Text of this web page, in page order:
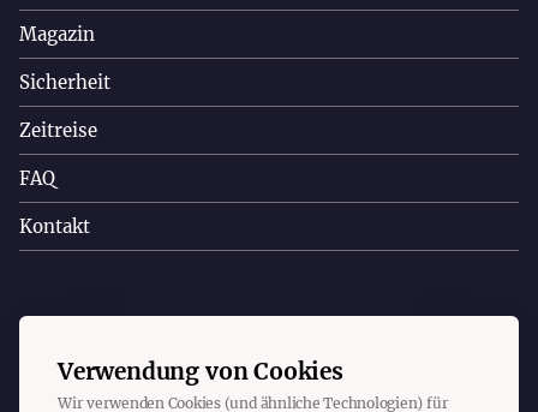
Magazin
Sicherheit
Zeitreise
FAQ
Kontakt
Copyright © 2025 Christa Appelt. Alle Rechte vorbehalten.
Verwendung von Cookies
Wir verwenden Cookies (und ähnliche Technologien) für